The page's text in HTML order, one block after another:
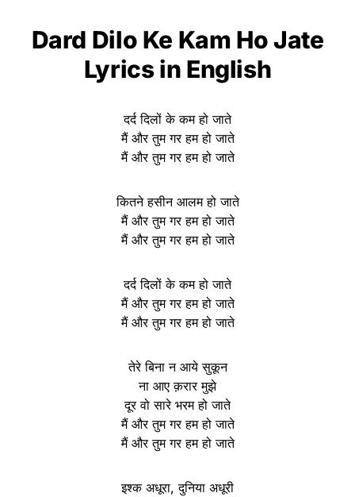
Dard Dilo Ke Kam Ho Jate
Lyrics in English
दर्द दिलों के कम हो जाते
मैं और तुम गर हम हो जाते
मैं और तुम गर हम हो जाते
कितने हसीन आलम हो जाते
मैं और तुम गर हम हो जाते
मैं और तुम गर हम हो जाते
दर्द दिलों के कम हो जाते
मैं और तुम गर हम हो जाते
मैं और तुम गर हम हो जाते
तेरे बिना न आये सुकून
ना आए क़रार मुझे
दूर वो सारे भरम हो जाते
मैं और तुम गर हम हो जाते
मैं और तुम गर हम हो जाते
इश्क अधूरा, दुनिया अधूरी